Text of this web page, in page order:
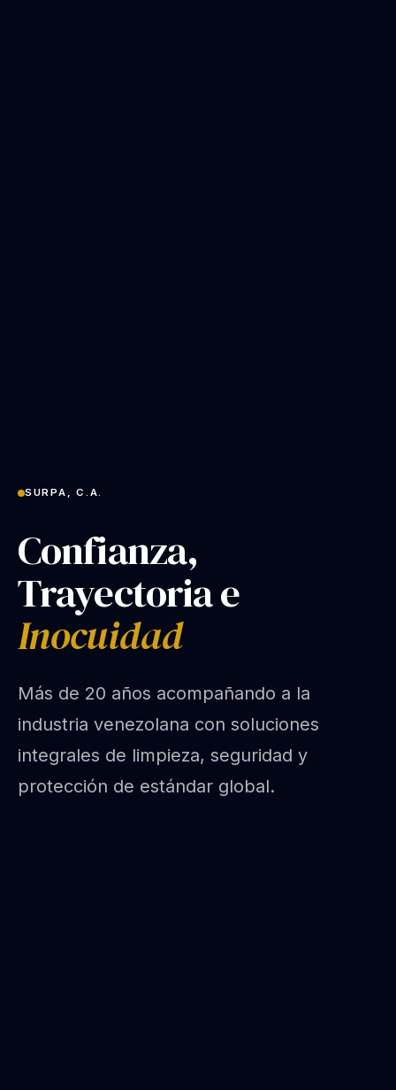
SURPA, C.A.
Confianza,
Trayectoria e
Inocuidad
Más de 20 años acompañando a la
industria venezolana con soluciones
integrales de limpieza, seguridad y
protección de estándar global.